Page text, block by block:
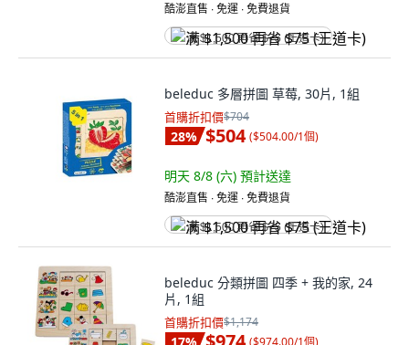
酷澎直售 ∙ 免運 ∙ 免費退貨
满 $1,500 再省 $75 (王道卡)
beleduc 多層拼圖 草莓, 30片, 1組
首購折扣價$704
28% $504 ($504.00/1個)
明天 8/8 (六) 預計送達
酷澎直售 ∙ 免運 ∙ 免費退貨
满 $1,500 再省 $75 (王道卡)
beleduc 分類拼圖 四季 + 我的家, 24
片, 1組
首購折扣價$1,174
($974.00/1個)